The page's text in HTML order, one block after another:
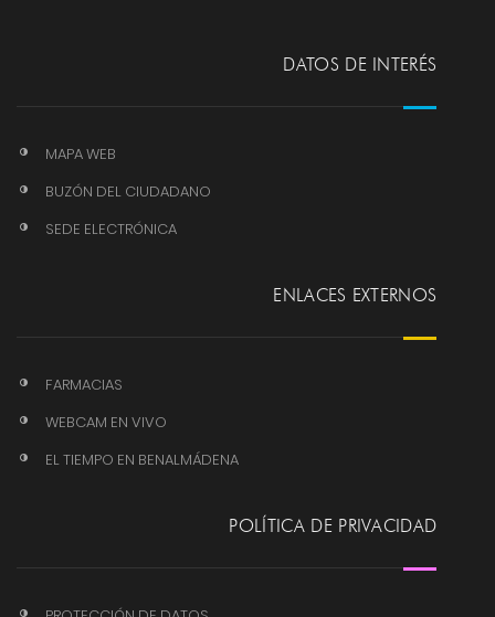
DATOS DE INTERÉS
MAPA WEB
BUZÓN DEL CIUDADANO
SEDE ELECTRÓNICA
ENLACES EXTERNOS
FARMACIAS
WEBCAM EN VIVO
EL TIEMPO EN BENALMÁDENA
POLÍTICA DE PRIVACIDAD